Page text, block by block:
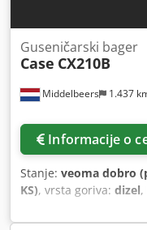
Middelbeers 1.437
Guseničarski bager
Case CX210B
Informacije o
Stanje: veoma dobro
KS), vrsta goriva: dizel,
,
15.109 h, Opšte